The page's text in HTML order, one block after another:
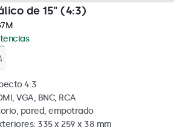
de 15" (4:3)
4:3
VGA, BNC, RCA
pared, empotrado
335 x 259 x 38 mm